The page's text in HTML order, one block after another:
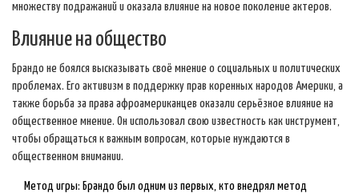
множеству подражаний и оказала влияние на новое поколение актеров.
Влияние на общество
Брандо не боялся высказывать своё мнение о социальных и политических
проблемах. Его активизм в поддержку прав коренных народов Америки, а
также борьба за права афроамериканцев оказали серьёзное влияние на
общественное мнение. Он использовал свою известность как инструмент,
чтобы обращаться к важным вопросам, которые нуждаются в
общественном внимании.
Метод игры: Брандо был одним из первых, кто внедрял метод